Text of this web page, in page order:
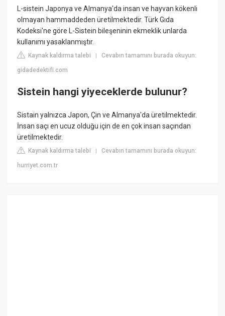
L-sistein Japonya ve Almanya'da insan ve hayvan kökenli
olmayan hammaddeden üretilmektedir. Türk Gıda
Kodeksi'ne göre L-Sistein bileşeninin ekmeklik unlarda
kullanımı yasaklanmıştır.
Kaynak kaldırma talebi |Cevabın tamamını burada okuyun:
gidadedektifi.com
Sistein hangi yiyeceklerde bulunur?
Sistain yalnızca Japon, Çin ve Almanya'da üretilmektedir.
İnsan saçı en ucuz olduğu için de en çok insan saçından
üretilmektedir.
Kaynak kaldırma talebi |Cevabın tamamını burada okuyun:
hurriyet.com.tr